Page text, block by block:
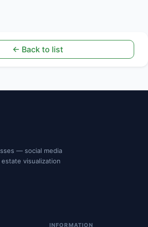
← Back to list
— social media
visualization
INFORMATION